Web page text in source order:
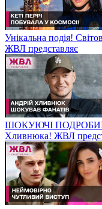
Унікальна подія!
ЖВЛ представляє
ШОКУЮЧІ ПОДРОБИЦІ
Хливнюка! ЖВЛ